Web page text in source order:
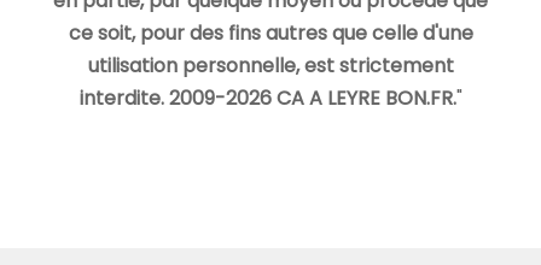
ce soit, pour des fins autres que celle d'une
utilisation personnelle, est strictement
interdite. 2009-2026 CA A LEYRE BON.FR."